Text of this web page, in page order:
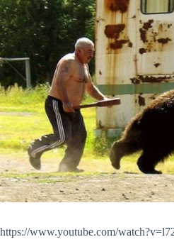
https://www.youtube.com/